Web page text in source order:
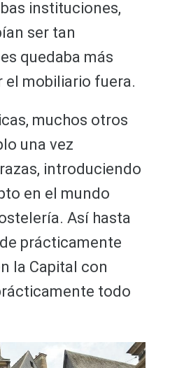
instituciones,
ser tan
quedaba más
el mobiliario fuera.
muchos otros
una vez
introduciendo
en el mundo
Así hasta
prácticamente
la Capital con
todo